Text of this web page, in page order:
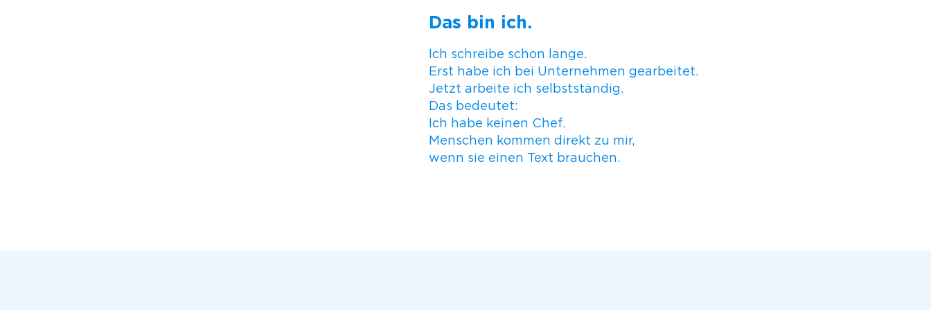
Das bin ich.
Ich schreibe schon lange.
Erst habe ich bei Unternehmen gearbeitet.
Jetzt arbeite ich selbstständig.
Das bedeutet:
Ich habe keinen Chef.
Menschen kommen direkt zu mir,
wenn sie einen Text brauchen.